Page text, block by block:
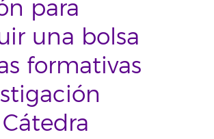
para
una bolsa
formativas